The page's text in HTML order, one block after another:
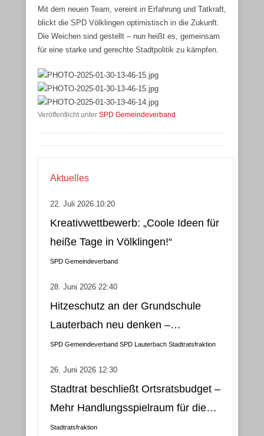
Mit dem neuen Team, vereint in Erfahrung und Tatkraft,
blickt die SPD Völklingen optimistisch in die Zukunft.
Die Weichen sind gestellt – nun heißt es, gemeinsam
für eine starke und gerechte Stadtpolitik zu kämpfen.
Veröffentlicht unter SPD Gemeindeverband
Aktuelles
22. Juli 2026 10:20
Kreativwettbewerb: „Coole Ideen für
heiße Tage in Völklingen!“
SPD Gemeindeverband
28. Juni 2026 22:40
Hitzeschutz an der Grundschule
Lauterbach neu denken –
Klimatisierung als wirtschaftliche
SPD Gemeindeverband SPD Lauterbach Stadtratsfraktion
26. Juni 2026 12:30
Stadtrat beschließt Ortsratsbudget –
Mehr Handlungsspielraum für die
Gemeindebezirke
Stadtratsfraktion